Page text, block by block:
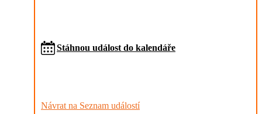
Stáhnou událost do kalendáře
Návrat na Seznam událostí